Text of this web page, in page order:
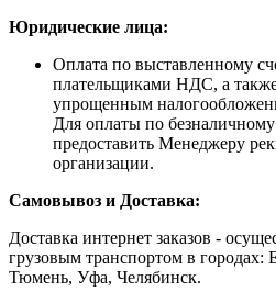
Юридические лица:
Оплата по выставленному
плательщиками НДС, а
упрощенным
Для оплаты по
предоставить Менеджеру
организации.
Самовывоз и Доставка:
Доставка интернет заказов -
грузовым транспортом в городах:
Тюмень, Уфа, Челябинск.